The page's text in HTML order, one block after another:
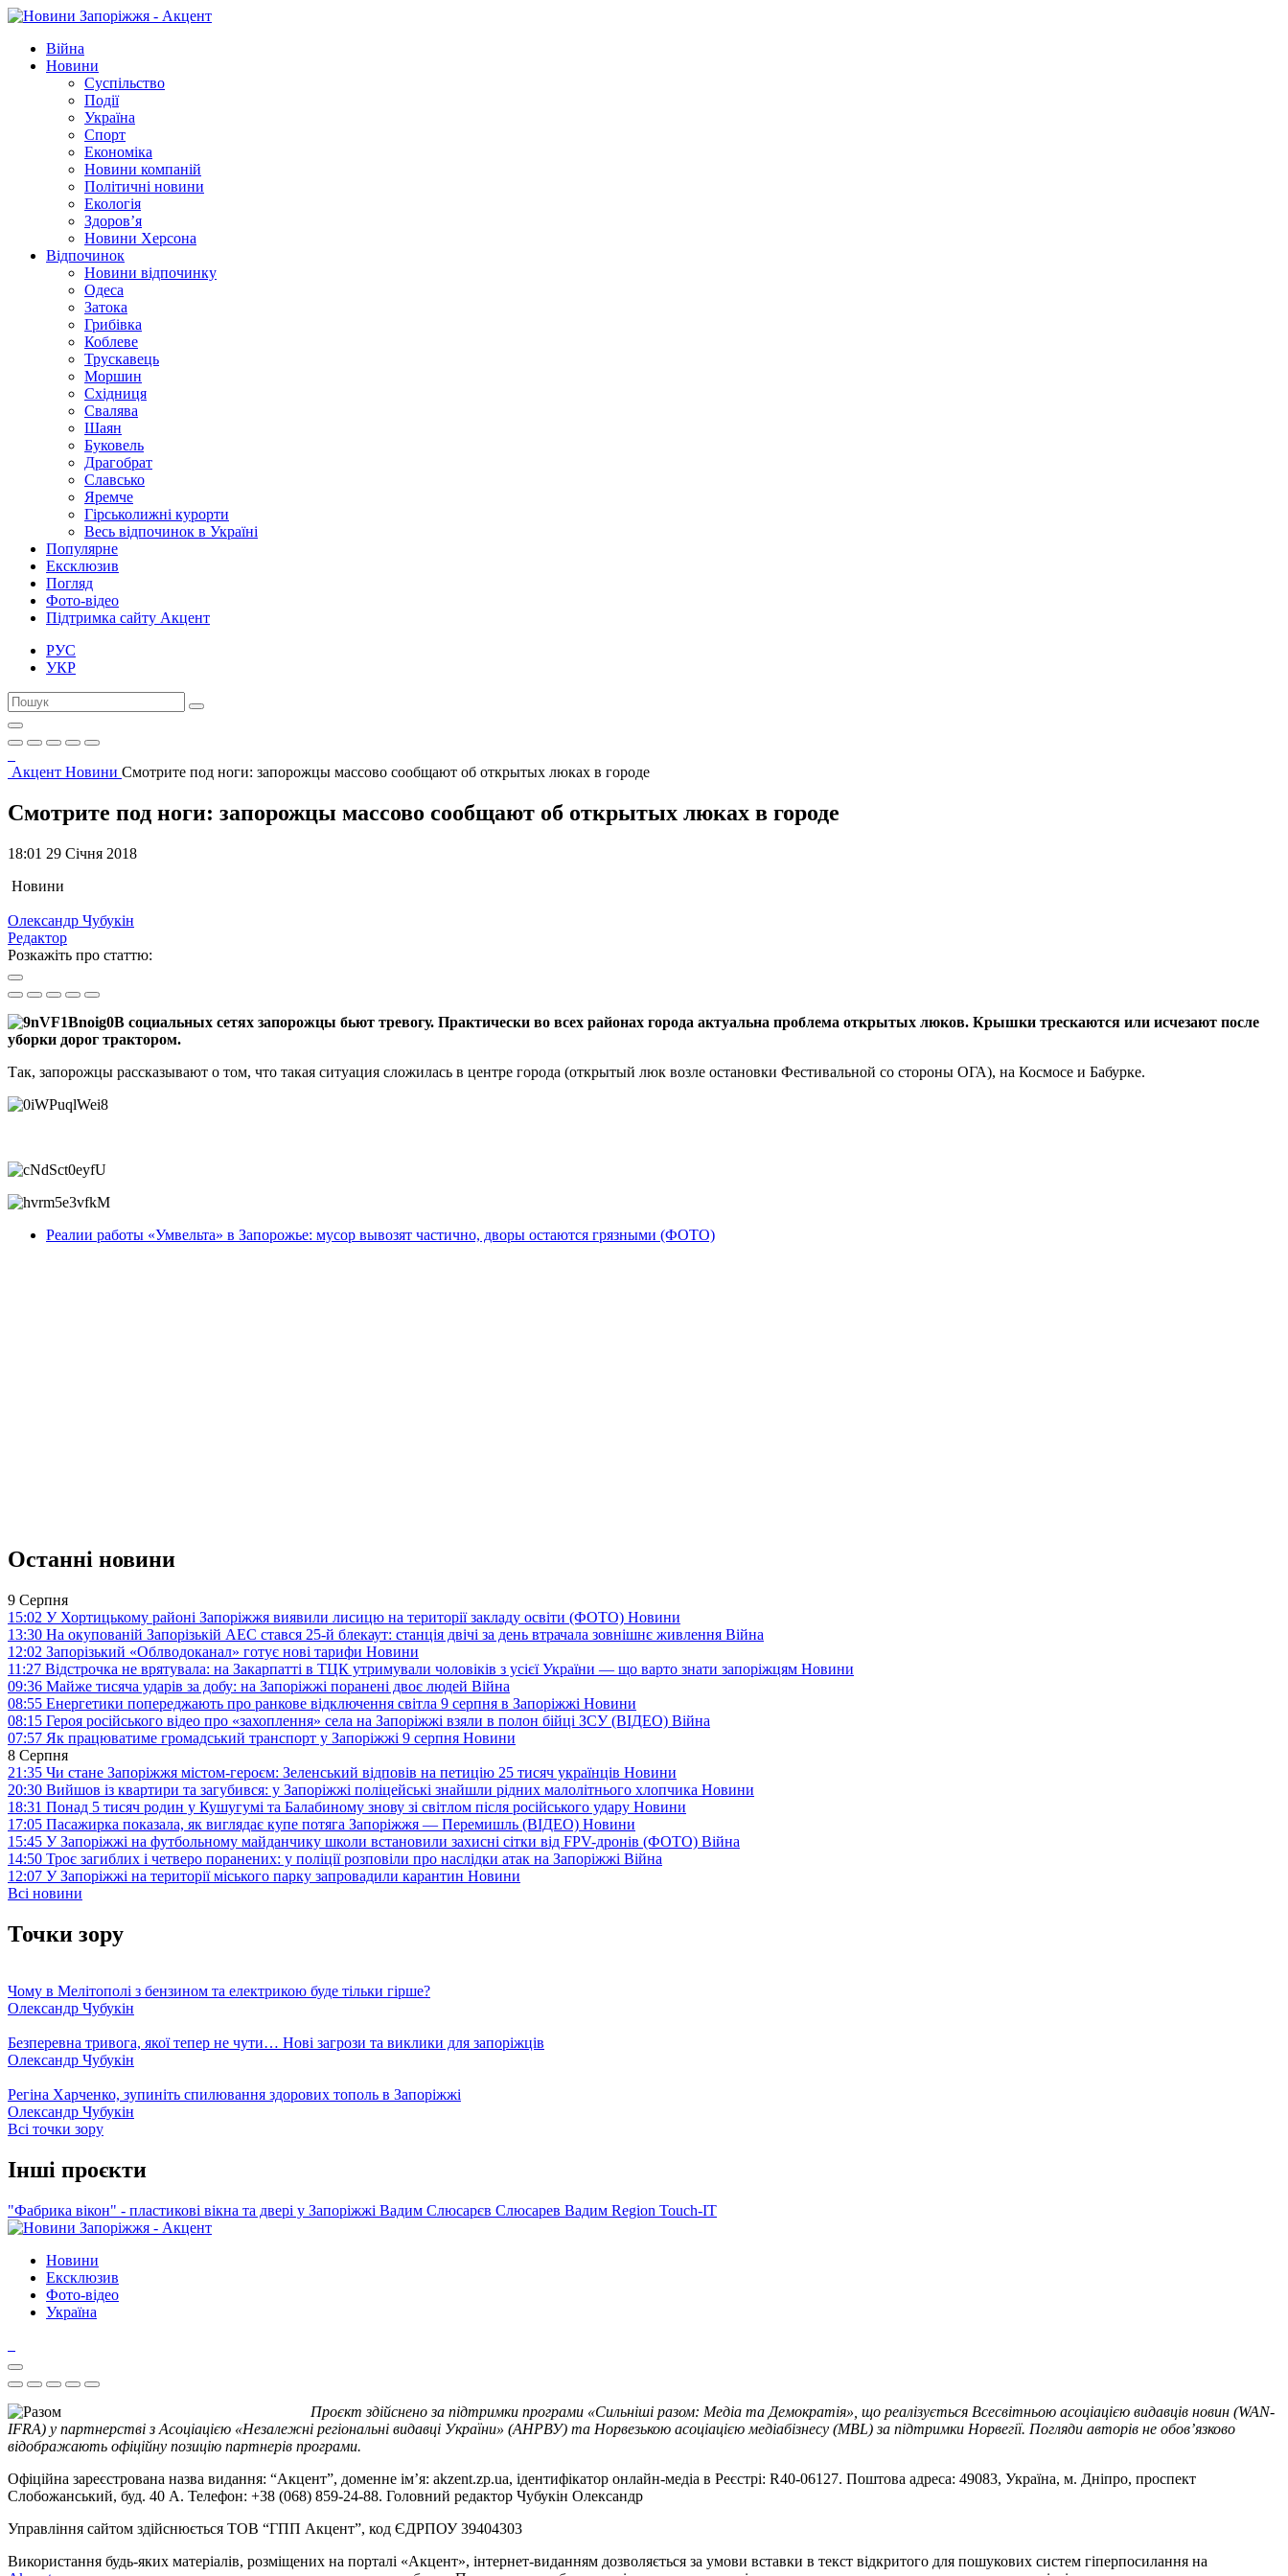
Війна
Новини
Суспільство
Події
Україна
Спорт
Економіка
Новини компаній
Політичні новини
Екологія
Здоров’я
Новини Херсона
Відпочинок
Новини відпочинку
Одеса
Затока
Грибівка
Коблеве
Трускавець
Моршин
Східниця
Свалява
Шаян
Буковель
Драгобрат
Славсько
Яремче
Гірськолижні курорти
Весь відпочинок в Україні
Популярне
Ексклюзив
Погляд
Фото-відео
Підтримка сайту Акцент
РУС
УКР
Акцент Новини Смотрите под ноги: запорожцы массово сообщают об открытых люках в городе
Смотрите под ноги: запорожцы массово сообщают об открытых люках в городе
18:01 29 Січня 2018
Новини
Олександр Чубукін
Редактор
Розкажіть про статтю:
В социальных сетях запорожцы бьют тревогу. Практически во всех районах города актуальна проблема открытых люков. Крышки трескаются или исчезают после
уборки дорог трактором.
Так, запорожцы рассказывают о том, что такая ситуация сложилась в центре города (открытый люк возле остановки Фестивальной со стороны ОГА), на Космосе и Бабурке.
Реалии работы «Умвельта» в Запорожье: мусор вывозят частично, дворы остаются грязными (ФОТО)
Останні новини
9 Серпня
15:02 У Хортицькому районі Запоріжжя виявили лисицю на території закладу освіти (ФОТО) Новини
13:30 На окупованій Запорізькій АЕС стався 25-й блекаут: станція двічі за день втрачала зовнішнє живлення Війна
12:02 Запорізький «Облводоканал» готує нові тарифи Новини
11:27 Відстрочка не врятувала: на Закарпатті в ТЦК утримували чоловіків з усієї України — що варто знати запоріжцям Новини
09:36 Майже тисяча ударів за добу: на Запоріжжі поранені двоє людей Війна
08:55 Енергетики попереджають про ранкове відключення світла 9 серпня в Запоріжжі Новини
08:15 Героя російського відео про «захоплення» села на Запоріжжі взяли в полон бійці ЗСУ (ВІДЕО) Війна
07:57 Як працюватиме громадський транспорт у Запоріжжі 9 серпня Новини
8 Серпня
21:35 Чи стане Запоріжжя містом-героєм: Зеленський відповів на петицію 25 тисяч українців Новини
20:30 Вийшов із квартири та загубився: у Запоріжжі поліцейські знайшли рідних малолітнього хлопчика Новини
18:31 Понад 5 тисяч родин у Кушугумі та Балабиному знову зі світлом після російського удару Новини
17:05 Пасажирка показала, як виглядає купе потяга Запоріжжя — Перемишль (ВІДЕО) Новини
15:45 У Запоріжжі на футбольному майданчику школи встановили захисні сітки від FPV-дронів (ФОТО) Війна
14:50 Троє загиблих і четверо поранених: у поліції розповіли про наслідки атак на Запоріжжі Війна
12:07 У Запоріжжі на території міського парку запровадили карантин Новини
Всі новини
Точки зору
Чому в Мелітополі з бензином та електрикою буде тільки гірше?
Олександр Чубукін
Безперевна тривога, якої тепер не чути… Нові загрози та виклики для запоріжців
Олександр Чубукін
Регіна Харченко, зупиніть спилювання здорових тополь в Запоріжжі
Олександр Чубукін
Всі точки зору
Інші проєкти
"Фабрика вікон" - пластикові вікна та двері у Запоріжжі Вадим Слюсарєв Слюсарев Вадим Region Touch-IT
Новини
Ексклюзив
Фото-відео
Україна
Проєкт здійснено за підтримки програми «Сильніші разом: Медіа та Демократія», що реалізується Всесвітньою асоціацією видавців новин (WAN-
IFRA) у партнерстві з Асоціацією «Незалежні регіональні видавці України» (АНРВУ) та Норвезькою асоціацією медіабізнесу (MBL) за підтримки Норвегії. Погляди авторів не обов’язково
відображають офіційну позицію партнерів програми.
Офіційна зареєстрована назва видання: “Акцент”, доменне ім’я: akzent.zp.ua, ідентифікатор онлайн-медіа в Реєстрі: R40-06127. Поштова адреса: 49083, Україна, м. Дніпро, проспект
Слобожанський, буд. 40 А. Телефон: +38 (068) 859-24-88. Головний редактор Чубукін Олександр
Управління сайтом здійснюється ТОВ “ГПП Акцент”, код ЄДРПОУ 39404303
Використання будь-яких матеріалів, розміщених на порталі «Акцент», інтернет-виданням дозволяється за умови вставки в текст відкритого для пошукових систем гіперпосилання на